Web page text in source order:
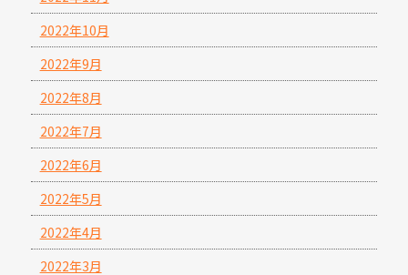
2022年10月
2022年9月
2022年8月
2022年7月
2022年6月
2022年5月
2022年4月
2022年3月